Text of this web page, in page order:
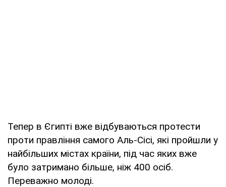
Тепер в Єгипті вже відбуваються протести
проти правління самого Аль-Сісі, які пройшли у
найбільших містах країни, під час яких вже
було затримано більше, ніж 400 осіб.
Переважно молоді.